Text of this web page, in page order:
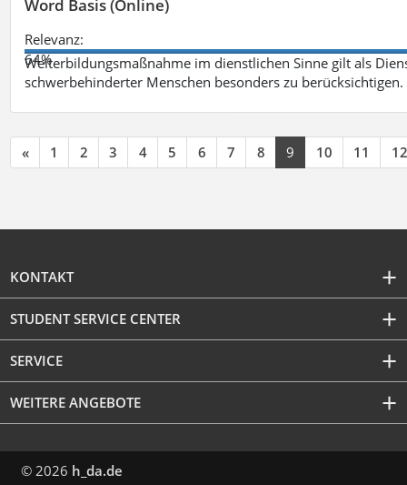
Word Basis (Online)
Relevanz:
64%
Weiterbildungsmaßnahme im dienstlichen Sinne gilt als
schwerbehinderter Menschen besonders zu berücksichtigen.
« 1 2 3 4 5 6 7 8 9 10 11 12
KONTAKT
STUDENT SERVICE CENTER
SERVICE
WEITERE ANGEBOTE
© 2026 h_da.de